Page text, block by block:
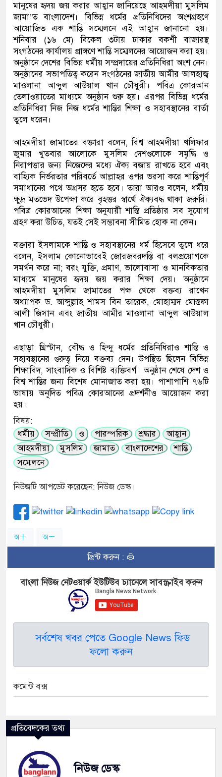
মানুষের হৃদয় জয় করার আহ্বান জানিয়েছে আহমদীয়া মুসলিম
জামা’ত বাংলাদেশ। বিভিন্ন ধর্মের প্রতিনিধিদের অংশগ্রহণে
আয়োজিত এক শান্তি সম্মেলনে এই আহ্বান জানানো হয়।
শনিবার (১৬ মে) বিকেল ৩টায় ঢাকার বকশী বাজারস্থ
সংগঠনের কার্যালয় প্রাঙ্গণে শান্তি সম্মেলনের আয়োজন করা হয়।
অনুষ্ঠানে দেশের বিভিন্ন ধর্মীয় সম্প্রদায়ের প্রতিনিধিরা অংশ নেন।
অনুষ্ঠানের সভাপতিত্ব করেন সংগঠনের জাতীয় আমীর আলহাজ্ব
মাওলানা আব্দুল আউয়াল খান চৌধুরী। পবিত্র কোরআন
তেলাওয়াতের মাধ্যমে অনুষ্ঠান শুরু হয়। এরপর বিভিন্ন ধর্মের
প্রতিনিধিরা নিজ নিজ ধর্মের শান্তির শিক্ষা ও সহাবস্থানের বার্তা
তুলে ধরেন।
আহমদীয়া জামাতের বক্তারা বলেন, বিশ্ব আহমদীয়া খলিফার
জুমার খুতবার আলোকে মুসলিম দেশগুলোকে সমৃদ্ধি ও
নিরাপত্তার জন্য নিজেদের মধ্যে ঐক্য বজায় রাখতে হবে এবং
বাহ্যিক নির্ভরতার পরিবর্তে আল্লাহর ওপর ভরসা করে শান্তিপূর্ণ
সমাধানের পথে অগ্রসর হতে হবে। তারা আরও বলেন, ধর্মীয়
ক্ষুদ্র মতভেদ উপেক্ষা করে বৃহত্তর স্বার্থে ঐক্যবদ্ধ থাকা জরুরি।
পবিত্র কোরআনের শিক্ষা অনুযায়ী শান্তি প্রতিষ্ঠার সব সুযোগ
গ্রহণ করা উচিত, যতই সেই সম্ভাবনা সীমিত হোক না কেন।
বক্তারা ইসলামকে শান্তি ও সহাবস্থানের ধর্ম হিসেবে তুলে ধরে
বলেন, ইসলাম কোনোভাবেই জোরজবরদস্তি বা বলপ্রয়োগকে
সমর্থন করে না; বরং যুক্তি, প্রমাণ, ভালোবাসা ও মানবিকতার
মাধ্যমে মানুষের হৃদয় জয় করার শিক্ষা দেয়। অনুষ্ঠানে
আহমদীয়া মুসলিম জামাতের পক্ষ থেকে বক্তব্য রাখেন
অধ্যাপক ড. আব্দুল্লাহ শামস বিন তারেক, মোহাম্মদ মোস্তফা
আলী জিসান এবং জাতীয় আমীর মাওলানা আব্দুল আউয়াল
খান চৌধুরী।
এছাড়া খ্রিস্টান, বৌদ্ধ ও হিন্দু ধর্মের প্রতিনিধিরাও শান্তি ও
সহাবস্থানের গুরুত্ব নিয়ে বক্তব্য দেন। উপস্থিত ছিলেন বিভিন্ন
শিক্ষাবিদ, সাংবাদিক ও বিশিষ্ট ব্যক্তিবর্গ। অনুষ্ঠান শেষে দেশ ও
বিশ্ব শান্তির জন্য বিশেষ মোনাজাত করা হয়। পাশাপাশি ৭৬টি
ভাষায় অনূদিত পবিত্র কোরআনের প্রদর্শনীও আয়োজন করা
হয়।
বিষয়:
ধর্মীয়
সম্প্রীতি ও পারস্পরিক শ্রদ্ধার
আহ্বান
আহমদীয়া
মুসলিম জামাত বাংলাদেশের
শান্তি
সম্মেলনে
নিউজটি আপডেট করেছেন: নিউজ ডেস্ক।
অ অ
প্রিন্ট করুন :
বাংলা নিউজ নেটওয়ার্ক ইউটিউব চ্যানেলে সাবস্ক্রাইব করুন
সর্বশেষ খবর পেতে Google News ফিড
ফলো করুন
কমেন্ট বক্স
প্রতিবেদকের তথ্য
নিউজ ডেস্ক